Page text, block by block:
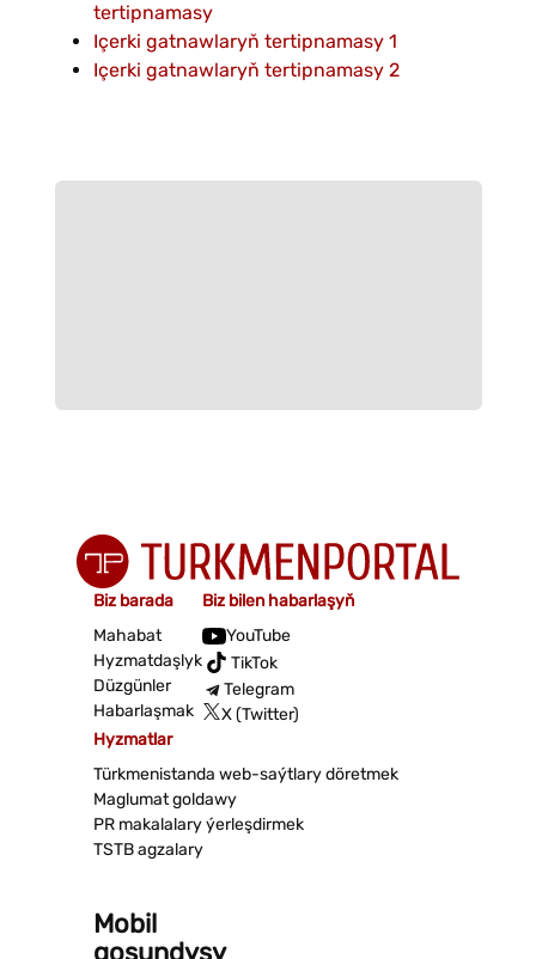
tertipnamasy
Içerki gatnawlaryň tertipnamasy 1
Içerki gatnawlaryň tertipnamasy 2
Biz barada
Mahabat
Hyzmatdaşlyk
Düzgünler
Habarlaşmak
Biz bilen habarlaşyň
YouTube
TikTok
Telegram
X (Twitter)
Hyzmatlar
Türkmenistanda web-saýtlary döretmek
Maglumat goldawy
PR makalalary ýerleşdirmek
TSTB agzalary
Mobil
goşundysy